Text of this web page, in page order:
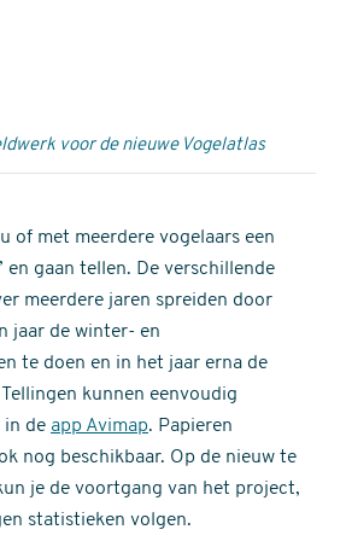
voor de nieuwe Vogelatlas
of met meerdere vogelaars een
en gaan tellen. De verschillende
meerdere jaren spreiden door
jaar de winter- en
te doen en in het jaar erna de
kunnen eenvoudig
in de app Avimap. Papieren
nog beschikbaar. Op de nieuw te
je de voortgang van het project,
statistieken volgen.